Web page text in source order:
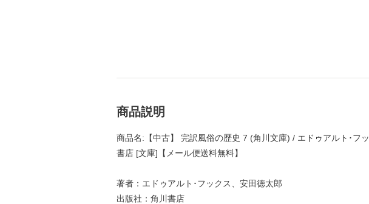
商品説明
商品名:【中古】 完訳風俗の歴史 7 (角川文庫) / エドゥアルト･フ
書店 [文庫]【メール便送料無料】
著者：エドゥアルト･フックス、安田徳太郎
出版社：角川書店